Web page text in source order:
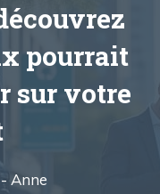
pourrait
sur votre
Anne